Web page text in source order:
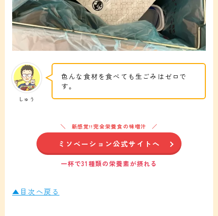
しゅう
色んな食材を食べても生ごみはゼロで
す。
新感覚!!完全栄養食の味噌汁
ミソベーション公式サイトへ
一杯で31種類の栄養素が摂れる
▲目次へ戻る